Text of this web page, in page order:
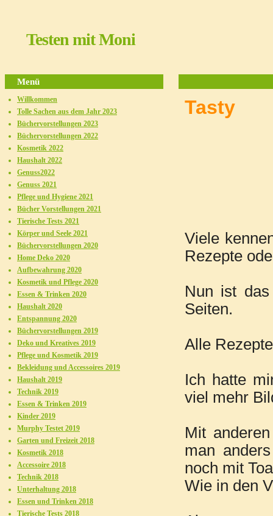
Testen mit Moni
Viele
Rezepte
Nun ist
Seiten.
Alle
Ich hatte
viel mehr
Mit
man
noch mit
Wie in den
Menü
Willkommen
Tolle Sachen aus dem Jahr 2023
Büchervorstellungen 2023
Büchervorstellungen 2022
Kosmetik 2022
Haushalt 2022
Genuss2022
Genuss 2021
Pflege und Hygiene 2021
Bücher Vorstellungen 2021
Tierische Tests 2021
Körper und Seele 2021
Büchervorstellungen 2020
Home Deko 2020
Aufbewahrung 2020
Kosmetik und Pflege 2020
Essen & Trinken 2020
Haushalt 2020
Entspannung 2020
Büchervorstellungen 2019
Deko und Kreatives 2019
Pflege und Kosmetik 2019
Bekleidung und Accessoires 2019
Haushalt 2019
Technik 2019
Essen & Trinken 2019
Kinder 2019
Murphy Testet 2019
Garten und Freizeit 2018
Kosmetik 2018
Accessoire 2018
Technik 2018
Unterhaltung 2018
Essen und Trinken 2018
Tierische Tests 2018